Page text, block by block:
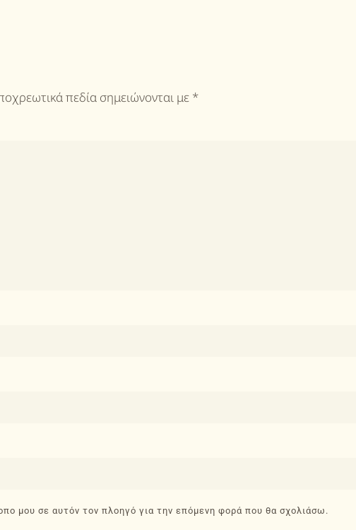
πεδία σημειώνονται με *
μου σε αυτόν τον πλοηγό για την επόμενη φορά που θα σχολιάσω.